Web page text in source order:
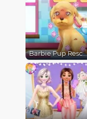
Barbie Pup Rescue